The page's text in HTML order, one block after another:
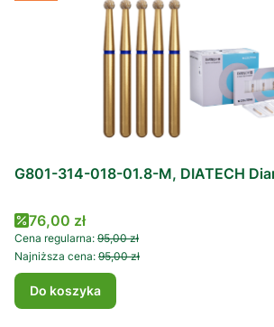
G801-314-018-01.8-M, DIATECH
Cena promocyjna
76,00 zł
Cena regularna: 95,00 zł
Najniższa cena: 95,00 zł
Do koszyka